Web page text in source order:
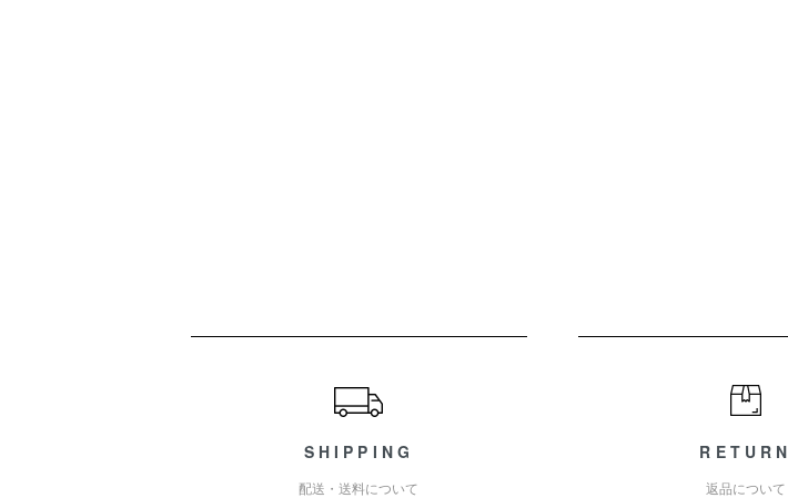
SHIPPING
配送・送料について
RETURN
返品について